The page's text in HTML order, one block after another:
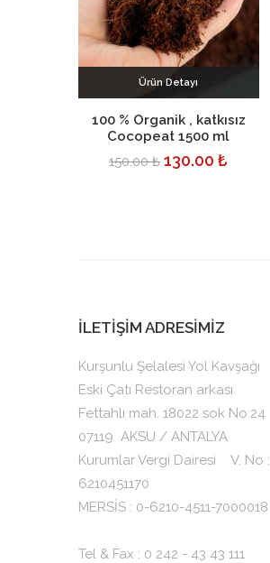
Ürün Detayı
Sepete Ekle
100 % Organik , katkısız
Cocopeat 1500 ml
150.00 ₺ 130.00 ₺
İLETİŞİM ADRESİMİZ
Kurşunlu Şelalesi Yol Kavşağı
Eski Çatı Restoran arkası
Fettahlı mah. 18022 sok No:24
07119 AKSU / ANTALYA
Kurumlar Vergi Dairesi V. No :
6210451170
MERSİS : 0-6210-4511-7000018
Tel & Fax : 0 242 - 43 43 111